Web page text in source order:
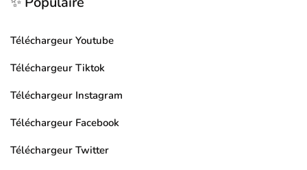
Téléchargeur Youtube
Téléchargeur Tiktok
Téléchargeur Instagram
Téléchargeur Facebook
Téléchargeur Twitter